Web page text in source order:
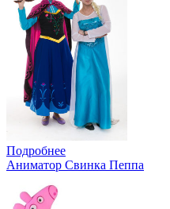
Подробнее
Аниматор Свинка Пеппа